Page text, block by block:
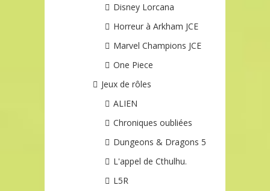
Disney Lorcana
Horreur à Arkham JCE
Marvel Champions JCE
One Piece
Jeux de rôles
ALIEN
Chroniques oubliées
Dungeons & Dragons 5
L'appel de Cthulhu.
L5R